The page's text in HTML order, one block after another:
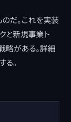
だ。これを実装
と新規事業ト
略がある。詳細
。